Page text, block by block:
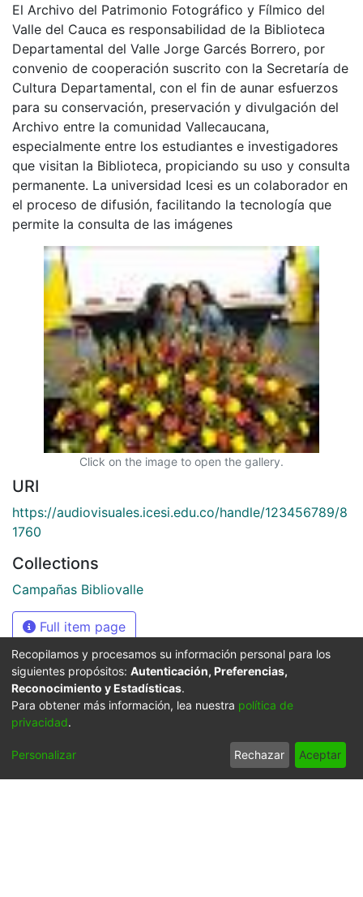
El Archivo del Patrimonio Fotográfico y Fílmico del
Valle del Cauca es responsabilidad de la Biblioteca
Departamental del Valle Jorge Garcés Borrero, por
convenio de cooperación suscrito con la Secretaría de
Cultura Departamental, con el fin de aunar esfuerzos
para su conservación, preservación y divulgación del
Archivo entre la comunidad Vallecaucana,
especialmente entre los estudiantes e investigadores
que visitan la Biblioteca, propiciando su uso y consulta
permanente. La universidad Icesi es un colaborador en
el proceso de difusión, facilitando la tecnología que
permite la consulta de las imágenes
Click on the image to open the gallery.
URI
https://audiovisuales.icesi.edu.co/handle/123456789/8
1760
Collections
Campañas Bibliovalle
Full item page
Síguenos
Recopilamos y procesamos su información personal para los
siguientes propósitos: Autenticación, Preferencias,
Reconocimiento y Estadísticas.
Para obtener más información, lea nuestra política de
privacidad.
Personalizar Rechazar Aceptar